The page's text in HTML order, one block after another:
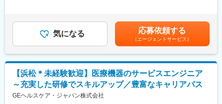
いる点も独自の魅力です。
さらに、ダナハーグループの一員として、最先端の科学技術やグ
ローバルなオペレーション力を活かし、医療・研究現場の課題解
変更の範囲：会社の定める業務
■具体的な業務内容：
IQVIAにご入社後、新人研修を経たのちに、平均して2～3年単位
で実施される医療機器営業のプロジェクトに配属させていただき
ます。
医療機器の営業担当者として、クライアントである医療機器メー
カーの名刺を携えて基幹病院などの医師や看護師など医療従事者
の方々との面談を通して、製品に関わる情報提供や扱い方のレク
チャーなどの営業活動を行っていただきます。
※今回のプロジェクトについての詳細は面接の場でご説明させてい
手当支給する。【補足】プロジェクト稼働手当(35,000円)、外勤
日当（1日1,500円／外勤3.5時間以上）■変動賞与制（6月・12
月・3月）※平均実績6ヶ月分■インセンティブ：3月（対象者）賃
金はあくまでも目安の金額であり、選考を通じて上下する可能性
があります。月給(月額)は固定手当を含めた表記です。
気になる 応募依頼する
（エージェントサービス）
【浜松＊未経験歓迎】医療機器のサービスエンジニア
～充実した研修でスキルアップ／豊富なキャリアパス
GEヘルスケア・ジャパン株式会社